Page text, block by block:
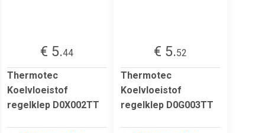
€ 5.44
Thermotec
Koelvloeistof
regelklep D0X002TT
€ 5.52
Thermotec
Koelvloeistof
regelklep D0G003TT